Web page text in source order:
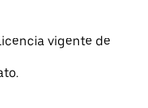
vigente de